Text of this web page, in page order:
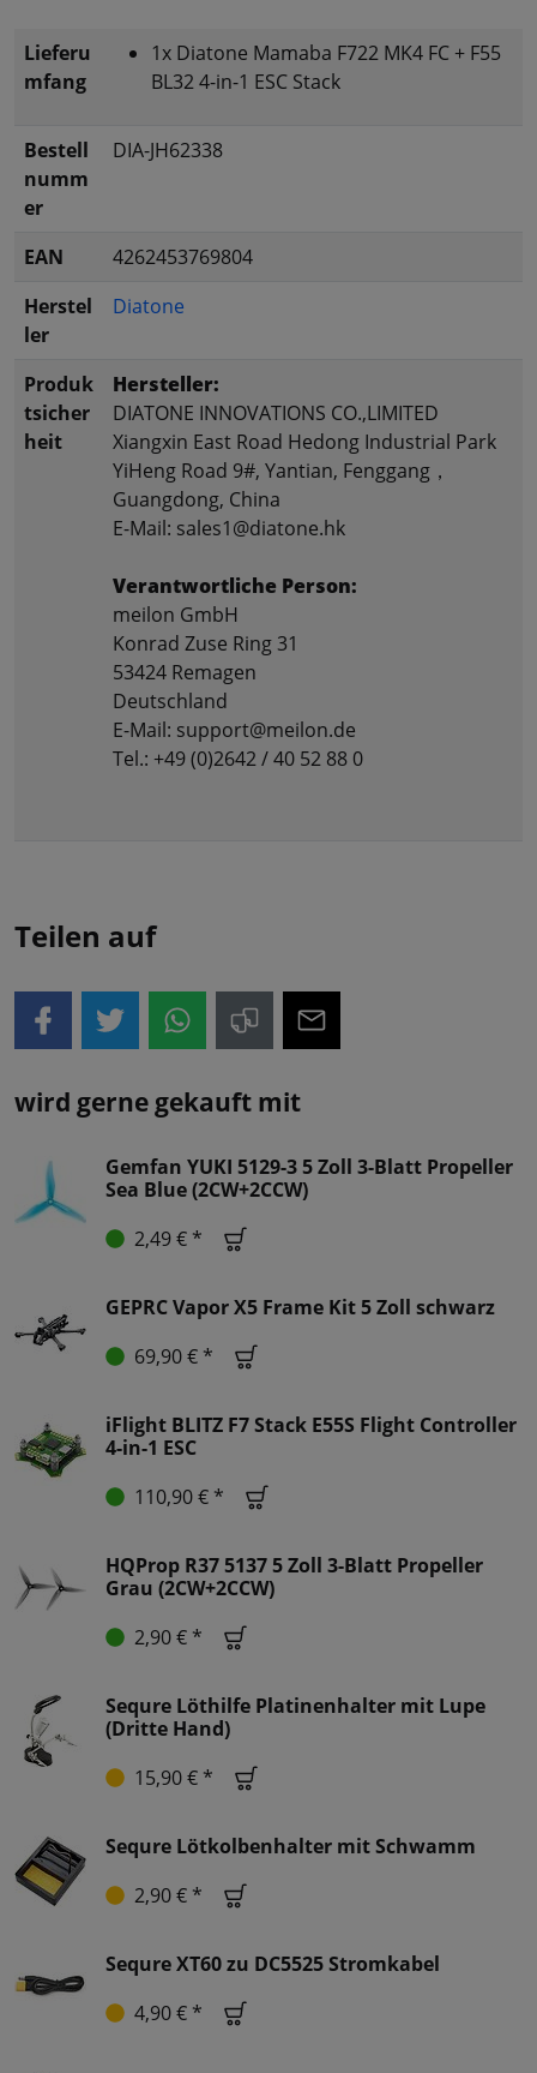
Lieferu
mfang
1x Diatone Mamaba F722 MK4 FC + F55
BL32 4-in-1 ESC Stack
Bestell
numm
er
DIA-JH62338
EAN
4262453769804
Herstel
ler
Diatone
Produk
tsicher
heit
Hersteller:
DIATONE INNOVATIONS CO.,LIMITED
Xiangxin East Road Hedong Industrial Park
YiHeng Road 9#, Yantian, Fenggang，
Guangdong, China
E-Mail: sales1@diatone.hk
Verantwortliche Person:
meilon GmbH
Konrad Zuse Ring 31
53424 Remagen
Deutschland
E-Mail: support@meilon.de
Tel.: +49 (0)2642 / 40 52 88 0
Teilen auf
wird gerne gekauft mit
Gemfan YUKI 5129-3 5 Zoll 3-Blatt Propeller
Sea Blue (2CW+2CCW)
2,49 € *
GEPRC Vapor X5 Frame Kit 5 Zoll schwarz
69,90 € *
iFlight BLITZ F7 Stack E55S Flight Controller
4-in-1 ESC
110,90 € *
HQProp R37 5137 5 Zoll 3-Blatt Propeller
Grau (2CW+2CCW)
2,90 € *
Sequre Löthilfe Platinenhalter mit Lupe
(Dritte Hand)
15,90 € *
Sequre Lötkolbenhalter mit Schwamm
2,90 € *
Sequre XT60 zu DC5525 Stromkabel
4,90 € *